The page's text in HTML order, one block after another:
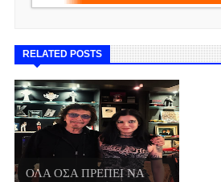
RELATED POSTS
ΟΛΑ ΟΣΑ ΠΡΕΠΕΙ ΝΑ